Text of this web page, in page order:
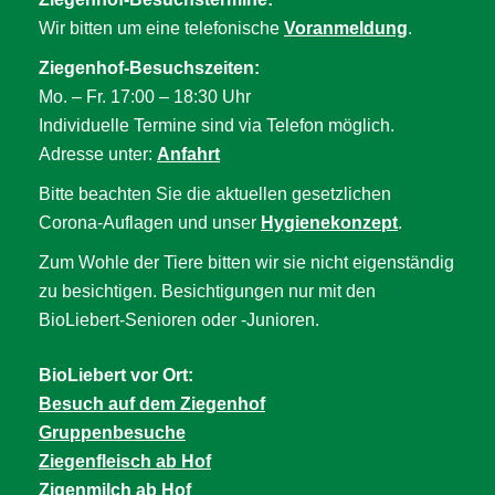
Wir bitten um eine telefonische Voranmeldung.
Ziegenhof-Besuchszeiten:
Mo. – Fr. 17:00 – 18:30 Uhr
Individuelle Termine sind via Telefon möglich.
Adresse unter: Anfahrt
Bitte beachten Sie die aktuellen gesetzlichen
Corona-Auflagen und unser Hygienekonzept.
Zum Wohle der Tiere bitten wir sie nicht eigenständig
zu besichtigen. Besichtigungen nur mit den
BioLiebert-Senioren oder -Junioren.
BioLiebert vor Ort:
Besuch auf dem Ziegenhof
Gruppenbesuche
Ziegenfleisch ab Hof
Zigenmilch ab Hof